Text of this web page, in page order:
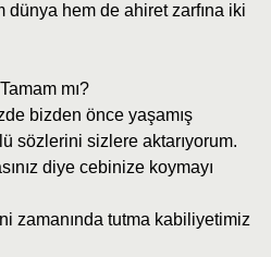
dünya hem de ahiret zarfına iki
mı?
bizden önce yaşamış
sözlerini sizlere aktarıyorum.
diye cebinize koymayı
zamanında tutma kabiliyetimiz